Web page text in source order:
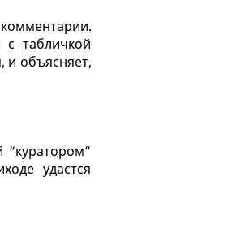
табличкой
и объясняет,
удастся